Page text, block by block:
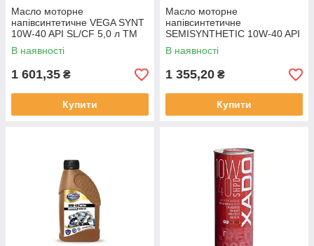
Масло моторне
напівсинтетичне VEGA SYNT
10W-40 API SL/CF 5,0 л ТМ
Yuko Solmir
В наявності
1 601,35 ₴
Купити
Масло моторне
напівсинтетичне
SEMISYNTHETIC 10W-40 API
SN/CF 4л ТМ Yuko Solmir
В наявності
1 355,20 ₴
Купити